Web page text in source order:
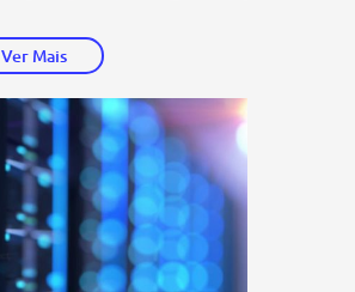
Ver Mais